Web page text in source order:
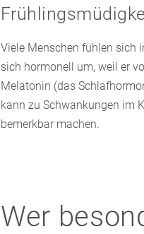
Viele Menschen fühlen sich
sich hormonell um, weil er
Melatonin (das
kann zu Schwankungen im
bemerkbar machen.
Wer